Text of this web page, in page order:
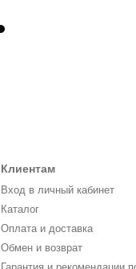
Клиентам
Вход в личный кабинет
Каталог
Оплата и доставка
Обмен и возврат